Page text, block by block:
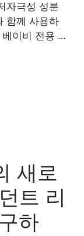
자극성 성분
함께 사용하
베이비 전용 …
새로
트 리
하